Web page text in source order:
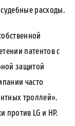
расходы.
патентов с
защитой
часто
троллей».
против LG и HP.